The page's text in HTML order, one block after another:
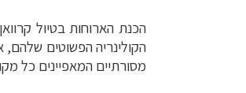
הכנת הארוחות בטיול
הקולינריה הפשוטים שלהם,
מסורתיים המאפיינים כל